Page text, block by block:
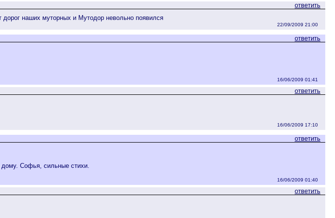
ответить
наших муторных и Мутодор невольно появился
22/09/2009 21:00
ответить
16/06/2009 01:41
ответить
16/06/2009 17:10
ответить
дому. Софья, сильные стихи.
16/06/2009 01:40
ответить